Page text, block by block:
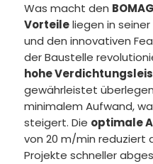
Was macht den
Vorteileliegen in
und den innovativen
der Baustelle
hohe
gewährleistet
minimalem Aufwand,
steigert. Die optimale
von 20 m/min reduziert
Projekte schneller